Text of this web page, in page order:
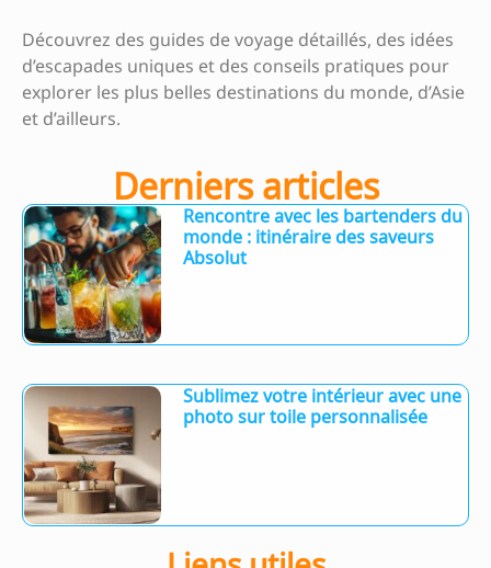
Découvrez des guides de voyage détaillés, des idées
d’escapades uniques et des conseils pratiques pour
explorer les plus belles destinations du monde, d’Asie
et d’ailleurs.
Derniers articles
Rencontre avec les bartenders du
monde : itinéraire des saveurs
Absolut
Sublimez votre intérieur avec une
photo sur toile personnalisée